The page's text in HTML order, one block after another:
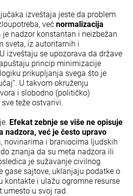
izveštaja jeste da problem
već normalizacija
je nadzor konstantan i neizbežan
sveta, iz autoritarnih i
izveštaju se upozorava da države
princip minimizacije
prikupljanja svega što je
U takvom okruženju
i slobodno (političko)
teže ostvarivi.
Efekat zebnje se više ne opisuje
nadzora, već je često upravo
novinarima i braniocima ljudskih
znanja da su meta nadzora ili
je sužavanje civilnog
gase sajtove, uklanjaju podatke o
kontakte i ulažu ogromne resurse
umesto u svoj rad.